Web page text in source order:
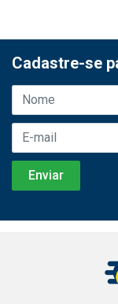
Cadastre-se